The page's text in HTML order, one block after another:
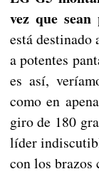
vez que sean
está destinado
a potentes
es así,
como en
giro de 180
líder
con los brazos